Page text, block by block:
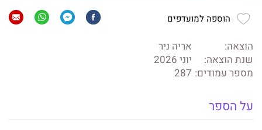
הוספה למועדפים
הוצאה:
אריה ניר
שנת הוצאה:
יוני 2026
מספר עמודים: 287
על הספר